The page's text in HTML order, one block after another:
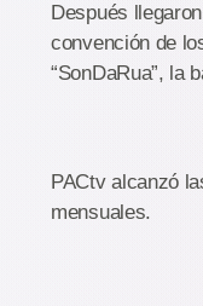
Después
convención de
“SonDaRua”, la
PACtv alcanzó
mensuales.